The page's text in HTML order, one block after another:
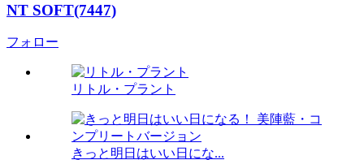
NT SOFT(7447)
フォロー
リトル・プラント
きっと明日はいい日にな...